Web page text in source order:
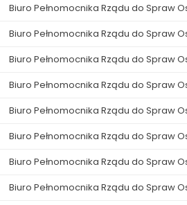
Biuro Pełnomocnika Rządu do Spraw
Biuro Pełnomocnika Rządu do Spraw
Biuro Pełnomocnika Rządu do Spraw
Biuro Pełnomocnika Rządu do Spraw
Biuro Pełnomocnika Rządu do Spraw
Biuro Pełnomocnika Rządu do Spraw
Biuro Pełnomocnika Rządu do Spraw
Biuro Pełnomocnika Rządu do Spraw